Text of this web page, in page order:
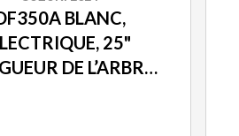
BLANC,
25"
DE L’ARBRE,